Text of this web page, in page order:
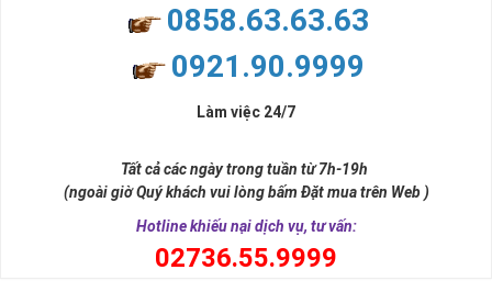
0858.63.63.63
0921.90.9999
Làm việc 24/7
Tất cả các ngày trong tuần từ 7h-19h
(ngoài giờ Quý khách vui lòng bấm Đặt mua trên Web )
Hotline khiếu nại dịch vụ, tư vấn:
02736.55.9999